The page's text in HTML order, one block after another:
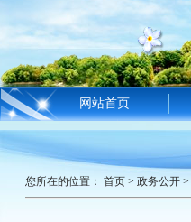
网站首页
您所在的位置： 首页 > 政务公开 >